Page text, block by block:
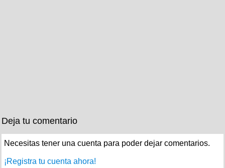
Deja tu comentario
Necesitas tener una cuenta para poder dejar comentarios.
¡Registra tu cuenta ahora!